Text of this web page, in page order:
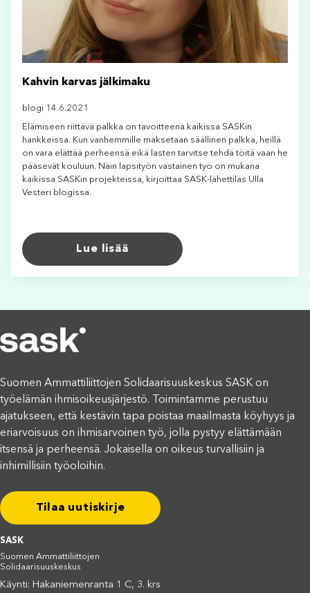
Kahvin karvas jälkimaku
blogi 14.6.2021
Elämiseen riittävä palkka on tavoitteena kaikissa SASKin
hankkeissa. Kun vanhemmille maksetaan säällinen palkka, heillä
on vara elättää perheensä eikä lasten tarvitse tehdä töitä vaan he
pääsevät kouluun. Näin lapsityön vastainen työ on mukana
kaikissa SASKin projekteissa, kirjoittaa SASK-lähettiläs Ulla
Vesteri blogissa.
Lue lisää
Suomen Ammattiliittojen Solidaarisuuskeskus SASK on
työelämän ihmisoikeusjärjestö. Toimintamme perustuu
ajatukseen, että kestävin tapa poistaa maailmasta köyhyys ja
eriarvoisuus on ihmisarvoinen työ, jolla pystyy elättämään
itsensä ja perheensä. Jokaisella on oikeus turvallisiin ja
inhimillisiin työoloihin.
Tilaa uutiskirje
SASK
Suomen Ammattiliittojen
Solidaarisuuskeskus
Käynti: Hakaniemenranta 1 C, 3. krs